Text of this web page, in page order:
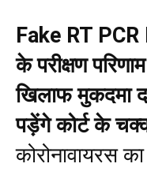
Fake RT PCR
के परीक्षण
खिलाफ मुकदमा
पड़ेंगे कोर्ट के
कोरोनावायरस